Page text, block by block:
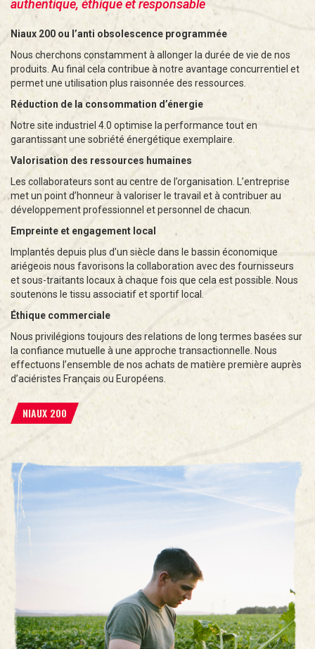
authentique, éthique et responsable
Niaux 200 ou l’anti obsolescence programmée
Nous cherchons constamment à allonger la durée de vie de nos
produits. Au final cela contribue à notre avantage concurrentiel et
permet une utilisation plus raisonnée des ressources.
Réduction de la consommation d’énergie
Notre site industriel 4.0 optimise la performance tout en
garantissant une sobriété énergétique exemplaire.
Valorisation des ressources humaines
Les collaborateurs sont au centre de l’organisation. L’entreprise
met un point d’honneur à valoriser le travail et à contribuer au
développement professionnel et personnel de chacun.
Empreinte et engagement local
Implantés depuis plus d’un siècle dans le bassin économique
ariégeois nous favorisons la collaboration avec des fournisseurs
et sous-traitants locaux à chaque fois que cela est possible. Nous
soutenons le tissu associatif et sportif local.
Éthique commerciale
Nous privilégions toujours des relations de long termes basées sur
la confiance mutuelle à une approche transactionnelle. Nous
effectuons l’ensemble de nos achats de matière première auprès
d’aciéristes Français ou Européens.
NIAUX 200